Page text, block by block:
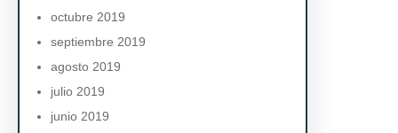
octubre 2019
septiembre 2019
agosto 2019
julio 2019
junio 2019